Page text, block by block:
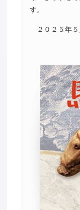
す。
２０２５年